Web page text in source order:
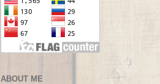
ABOUT ME